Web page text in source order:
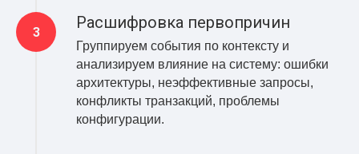
Расшифровка первопричин
Группируем события по контексту и
анализируем влияние на систему: ошибки
архитектуры, неэффективные запросы,
конфликты транзакций, проблемы
конфигурации.